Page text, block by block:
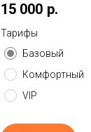
15 000 р.
Тарифы
Базовый
Комфортный
VIP